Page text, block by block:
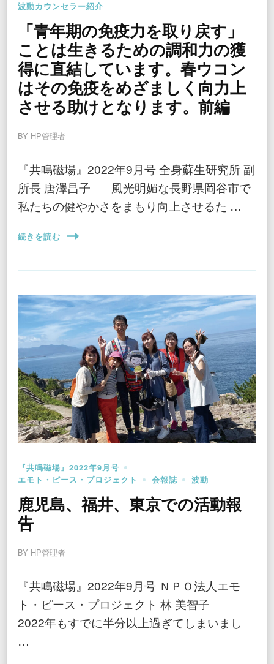
波動カウンセラー紹介
「青年期の免疫力を取り戻す」
ことは生きるための調和力の獲
得に直結しています。春ウコン
はその免疫をめざましく向力上
させる助けとなります。前編
BY HP管理者
『共鳴磁場』2022年9月号 全身蘇生研究所 副
所長 唐澤昌子 風光明媚な長野県岡谷市で
私たちの健やかさをまもり向上させるた …
続きを読む
『共鳴磁場』2022年9月号
エモト・ピース・プロジェクト
会報誌 波動
鹿児島、福井、東京での活動報
告
BY HP管理者
『共鳴磁場』2022年9月号 ＮＰＯ法人エモ
ト・ピース・プロジェクト 林 美智子
2022年もすでに半分以上過ぎてしまいまし
…